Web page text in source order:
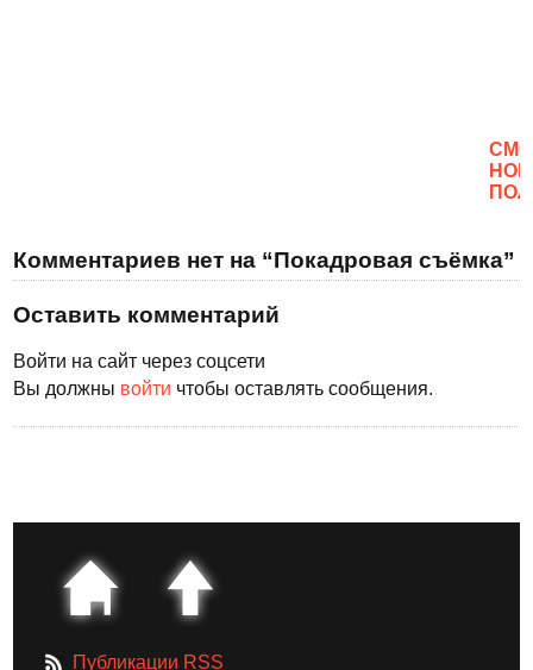
Комментариев нет на “Покадровая съёмка”
Оставить комментарий
Войти на сайт через соцсети
Вы должны войти чтобы оставлять сообщения.
Публикации RSS